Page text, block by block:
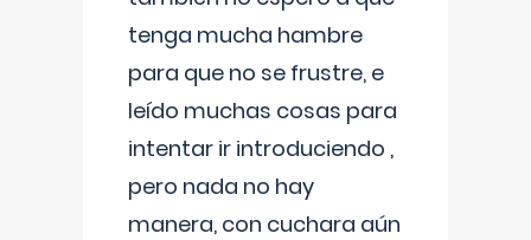
tenga mucha hambre
para que no se frustre, e
leído muchas cosas para
intentar ir introduciendo ,
pero nada no hay
manera, con cuchara aún